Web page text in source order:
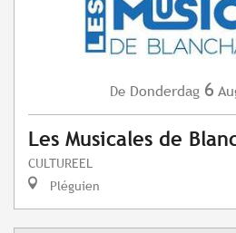
De Donderdag 6
Les Musicales de
CULTUREEL
Pléguien